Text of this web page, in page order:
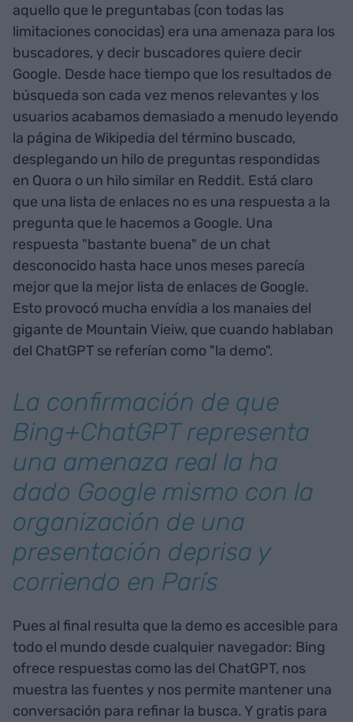
aquello que le preguntabas (con todas las
limitaciones conocidas) era una amenaza para los
buscadores, y decir buscadores quiere decir
Google. Desde hace tiempo que los resultados de
búsqueda son cada vez menos relevantes y los
usuarios acabamos demasiado a menudo leyendo
la página de Wikipedia del término buscado,
desplegando un hilo de preguntas respondidas
en Quora o un hilo similar en Reddit. Está claro
que una lista de enlaces no es una respuesta a la
pregunta que le hacemos a Google. Una
respuesta "bastante buena" de un chat
desconocido hasta hace unos meses parecía
mejor que la mejor lista de enlaces de Google.
Esto provocó mucha envídia a los manaies del
gigante de Mountain Vieiw, que cuando hablaban
del ChatGPT se referían como "la demo".
La confirmación de que
Bing+ChatGPT representa
una amenaza real la ha
dado Google mismo con la
organización de una
presentación deprisa y
corriendo en París
Pues al final resulta que la demo es accesible para
todo el mundo desde cualquier navegador: Bing
ofrece respuestas como las del ChatGPT, nos
muestra las fuentes y nos permite mantener una
conversación para refinar la busca. Y gratis para